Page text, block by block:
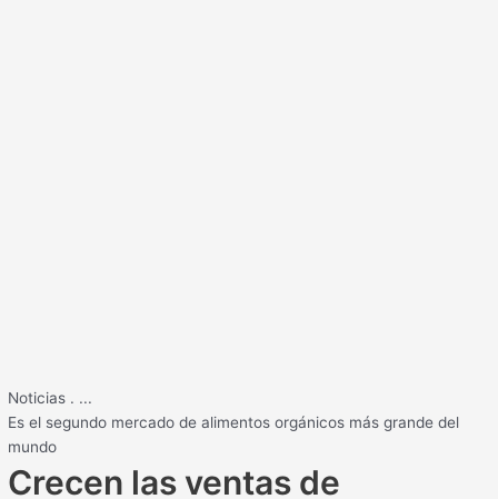
Noticias . ...
Es el segundo mercado de alimentos orgánicos más grande del
mundo
Crecen las ventas de